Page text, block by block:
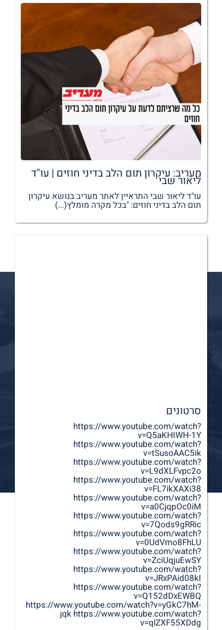
מעריב: עיקרון תום הלב בדיני חוזים | עו"ד
ליאור שבי
עו"ד ליאור שבי התראיין לאתר מעריב בנושא עיקרון
תום הלב בדיני חוזים: "בכל מקרה מומלץ(...)
סרטונים
https://www.youtube.com/watch?
v=Q5aKHIWH-1Y
https://www.youtube.com/watch?
v=tSusoAAC5ik
https://www.youtube.com/watch?
v=L9dXLFvpc2o
https://www.youtube.com/watch?
v=FL7ikXAXi38
https://www.youtube.com/watch?
v=a0CjqpOc0iM
https://www.youtube.com/watch?
v=7Qods9gRRic
https://www.youtube.com/watch?
v=0UdVmo8FhLU
https://www.youtube.com/watch?
v=ZciUqjuEwSY
https://www.youtube.com/watch?
v=JRxPAid08kI
https://www.youtube.com/watch?
v=Q152dDxEWBQ
https://www.youtube.com/watch?v=yGkC7hM-
jqk https://www.youtube.com/watch?
v=qlZXF55XDdg